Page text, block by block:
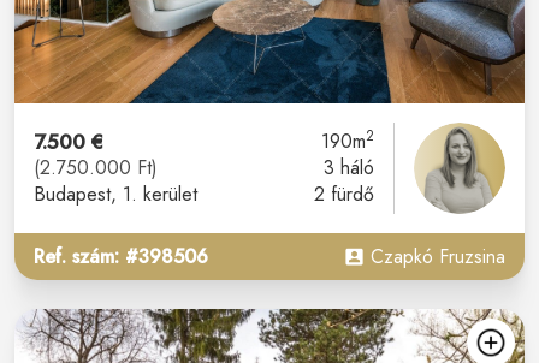
7.500 €
(2.750.000 Ft)
Budapest, 1. kerület
190m2
3 háló
2 fürdő
Ref. szám: #398506 Czapkó Fruzsina